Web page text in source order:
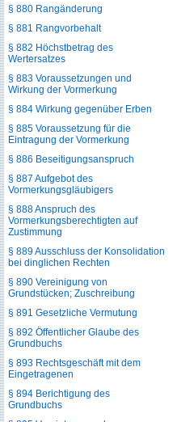
§ 880 Rangänderung
§ 881 Rangvorbehalt
§ 882 Höchstbetrag des
Wertersatzes
§ 883 Voraussetzungen und
Wirkung der Vormerkung
§ 884 Wirkung gegenüber Erben
§ 885 Voraussetzung für die
Eintragung der Vormerkung
§ 886 Beseitigungsanspruch
§ 887 Aufgebot des
Vormerkungsgläubigers
§ 888 Anspruch des
Vormerkungsberechtigten auf
Zustimmung
§ 889 Ausschluss der Konsolidation
bei dinglichen Rechten
§ 890 Vereinigung von
Grundstücken; Zuschreibung
§ 891 Gesetzliche Vermutung
§ 892 Öffentlicher Glaube des
Grundbuchs
§ 893 Rechtsgeschäft mit dem
Eingetragenen
§ 894 Berichtigung des
Grundbuchs